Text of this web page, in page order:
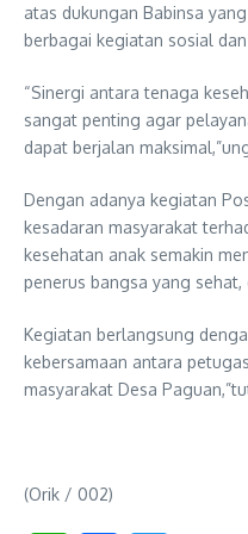
atas dukungan Babinsa
berbagai kegiatan sosial
“Sinergi antara tenaga
sangat penting agar
dapat berjalan
Dengan adanya kegiatan
kesadaran masyarakat
kesehatan anak semakin
penerus bangsa yang
Kegiatan berlangsung
kebersamaan antara
masyarakat Desa
(Orik / 002)